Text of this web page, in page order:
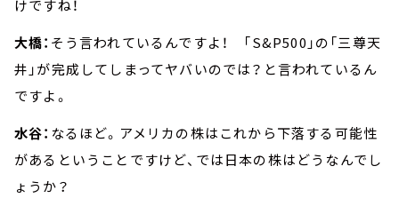
けですね！
大橋： そう言われているんですよ！ 「S&P500」の「三尊天
井」が完成してしまってヤバいのでは？と言われているん
ですよ。
水谷： なるほど。アメリカの株はこれから下落する可能性
があるということですけど、では日本の株はどうなんでし
ょうか？